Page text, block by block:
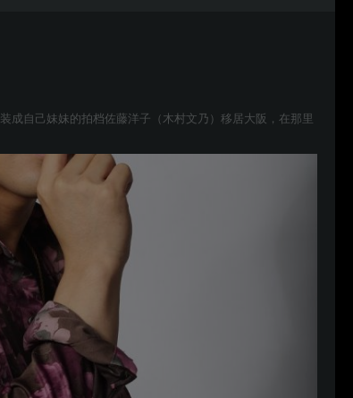
成自己妹妹的拍档佐藤洋子（木村文乃）移居大阪，在那里